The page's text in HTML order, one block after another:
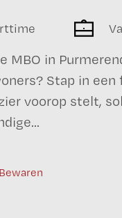
MBO in
Stap in
voorop stelt,
Bewaren